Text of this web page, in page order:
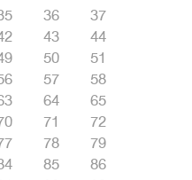
36
37
43
44
50
51
57
58
64
65
71
72
78
79
85
86